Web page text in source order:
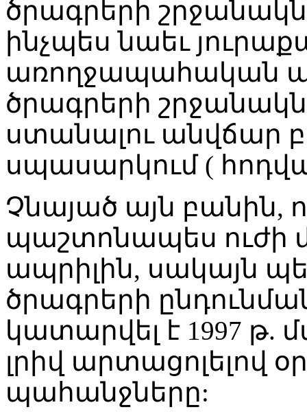
ծրագրերի
ինչպես նաեւ
առողջապահական
ծրագրերի
ստանալու անվճար
սպասարկում (
Չնայած այն բանին,
պաշտոնապես ուժի
ապրիլին, սակայն
ծրագրերի
կատարվել է 1997 թ.
լրիվ արտացոլելով
պահանջները: